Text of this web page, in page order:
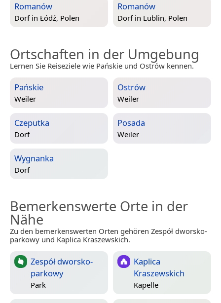
Romanów
Dorf in Łódź, Polen
Romanów
Dorf in Lublin, Polen
Ortschaften in der Umgebung
Lernen Sie Reiseziele wie Pańskie und Ostrów kennen.
Pańskie
Weiler
Ostrów
Weiler
Czeputka
Dorf
Posada
Weiler
Wygnanka
Dorf
Bemerkenswerte Orte in der
Nähe
Zu den bemerkenswerten Orten gehören Zespół dworsko-
parkowy und Kaplica Kraszewskich.
Zespół dworsko-
parkowy
Park
Kaplica
Kraszewskich
Kapelle